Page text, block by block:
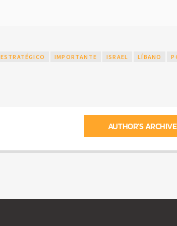
ESTRATÉGICO IMPORTANTE ISRAEL LÍBANO
AUTHOR'S ARCHIVE